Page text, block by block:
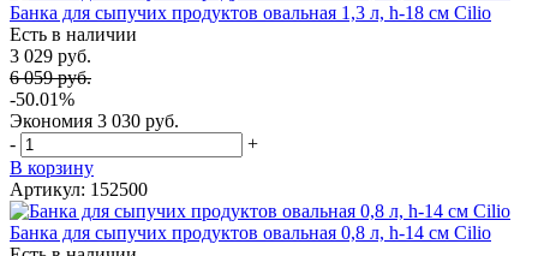
Банка для сыпучих продуктов овальная 1,3 л, h-18 см Cilio
Есть в наличии
3 029 руб.
6 059 руб.
-50.01%
Экономия 3 030 руб.
-
+
В корзину
Артикул: 152500
Банка для сыпучих продуктов овальная 0,8 л, h-14 см Cilio